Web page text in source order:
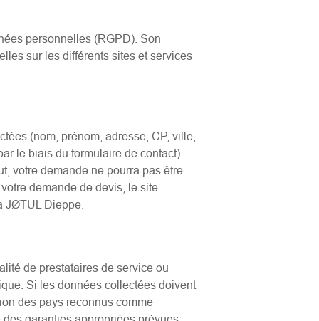
personnelles (RGPD). Son
sur les différents sites et services
(nom, prénom, adresse, CP, ville,
le biais du formulaire de contact).
votre demande ne pourra pas être
demande de devis, le site
JØTUL Dieppe.
de prestataires de service ou
Si les données collectées doivent
des pays reconnus comme